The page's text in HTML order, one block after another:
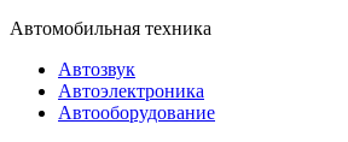
Автомобильная техника
Автозвук
Автоэлектроника
Автооборудование